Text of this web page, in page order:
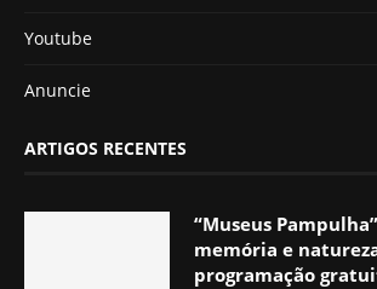
Youtube
Anuncie
ARTIGOS RECENTES
“Museus
memória e
programação